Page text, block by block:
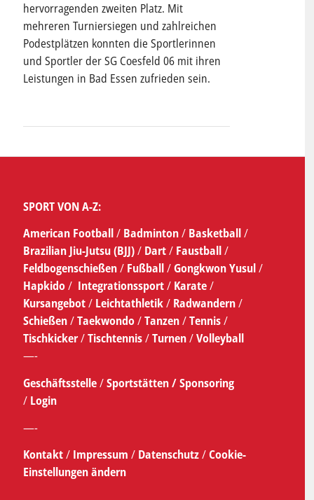
hervorragenden zweiten Platz. Mit
mehreren Turniersiegen und zahlreichen
Podestplätzen konnten die Sportlerinnen
und Sportler der SG Coesfeld 06 mit ihren
Leistungen in Bad Essen zufrieden sein.
SPORT VON A-Z:
American Football/ Badminton/ Basketball/
Brazilian Jiu-Jutsu (BJJ)/ Dart/ Faustball/
Feldbogenschießen/ Fußball/Gongkwon Yusul/
Hapkido/ Integrationssport/ Karate/
Kursangebot/Leichtathletik/ Radwandern/
Schießen/Taekwondo/Tanzen/Tennis/
Tischkicker/Tischtennis/Turnen/Volleyball
—-
Geschäftsstelle/Sportstätten /Sponsoring
/ Login
—-
Kontakt/ Impressum / Datenschutz/Cookie-
Einstellungen ändern